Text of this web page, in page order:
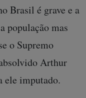
Brasil é grave e a
população mas
o Supremo
Arthur
ele imputado.